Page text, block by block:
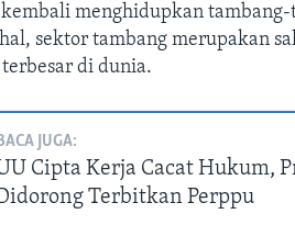
menghidupkan
sektor tambang merupakan
di dunia.
JUGA:
Cipta Kerja Cacat Hukum,
Terbitkan Perppu